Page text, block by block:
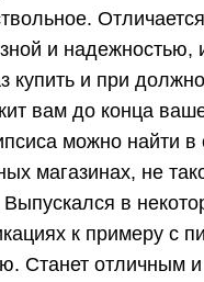
и надежностью,
купить и при
вам до конца
можно найти в
магазинах, не
Выпускался в
к примеру с
Станет отличным